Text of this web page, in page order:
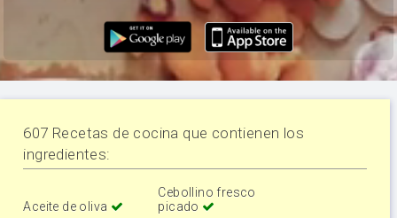
607 Recetas de cocina que contienen los
ingredientes:
Aceite de oliva
Cebollino fresco
picado